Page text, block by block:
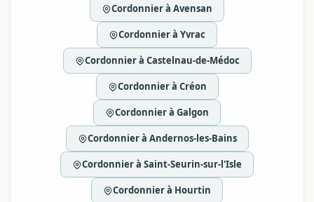
Cordonnier à Avensan
Cordonnier à Yvrac
Cordonnier à Castelnau-de-Médoc
Cordonnier à Créon
Cordonnier à Galgon
Cordonnier à Andernos-les-Bains
Cordonnier à Saint-Seurin-sur-l'Isle
Cordonnier à Hourtin